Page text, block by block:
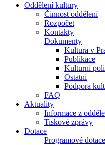
Oddělení kultury
Činnost oddělení
Rozpočet
Kontakty
Dokumenty
Kultura v
Publikace
Kulturní
Ostatní
Podpora
FAQ
Aktuality
Informace z
Tiskové zprávy
Dotace
Programové dotace